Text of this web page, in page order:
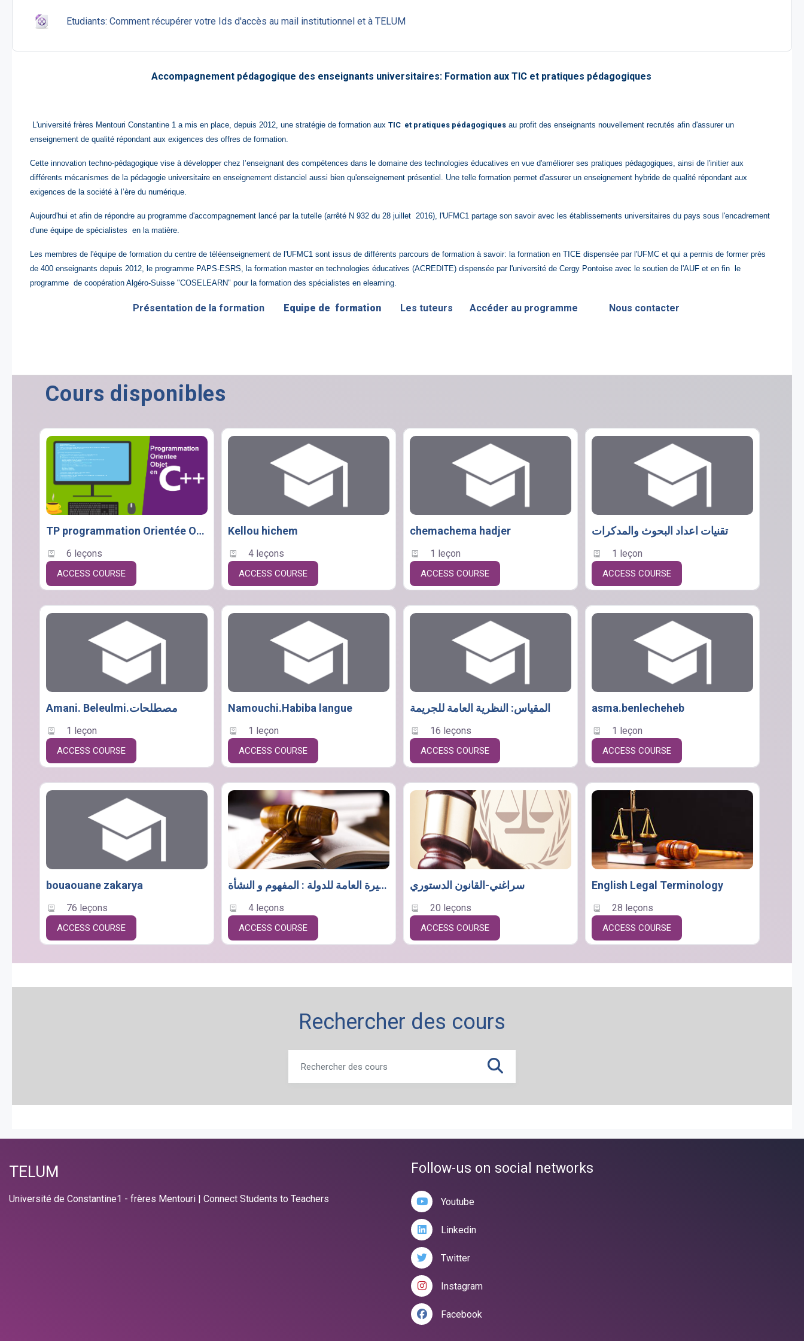
Etudiants: Comment récupérer votre Ids d'accès au mail institutionnel et à TELUMFichier
Accompagnement pédagogique des enseignants universitaires: Formation aux TIC et pratiques pédagogiques
L'université frères Mentouri Constantine 1 a mis en place, depuis 2012, une stratégie de formation aux TIC et pratiques pédagogiques au profit des enseignants nouvellement recrutés afin d'assurer un
enseignement de qualité répondant aux exigences des offres de formation.
Cette innovation techno-pédagogique vise à développer chez l’enseignant des compétences dans le domaine des technologies éducatives en vue d'améliorer ses pratiques pédagogiques, ainsi de l'initier aux
différents mécanismes de la pédagogie universitaire en enseignement distanciel aussi bien qu'enseignement présentiel. Une telle formation permet d'assurer un enseignement hybride de qualité répondant aux
exigences de la société à l’ère du numérique.
Aujourd'hui et afin de répondre au programme d'accompagnement lancé par la tutelle (arrêté N 932 du 28 juillet 2016), l'UFMC1 partage son savoir avec les établissements universitaires du pays sous l'encadrement
d'une équipe de spécialistes en la matière.
Les membres de l'équipe de formation du centre de téléenseignement de l'UFMC1 sont issus de différents parcours de formation à savoir: la formation en TICE dispensée par l'UFMC et qui a permis de former près
de 400 enseignants depuis 2012, le programme PAPS-ESRS, la formation master en technologies éducatives (ACREDITE) dispensée par l'université de Cergy Pontoise avec le soutien de l'AUF et en fin le
programme de coopération Algéro-Suisse "COSELEARN" pour la formation des spécialistes en elearning.
Présentation de la formation Equipe de formation Les tuteurs Accéder au programme Nous contacter
Cours disponibles
TP programmation Orientée Objets en C++
6 leçons
ACCESS COURSE
Kellou hichem
4 leçons
ACCESS COURSE
chemachema hadjer
1 leçon
ACCESS COURSE
تقنيات اعداد البحوث والمدكرات
1 leçon
ACCESS COURSE
Amani. Beleulmi.مصطلحات
1 leçon
ACCESS COURSE
Namouchi.Habiba langue
1 leçon
ACCESS COURSE
المقياس: النظرية العامة للجريمة
16 leçons
ACCESS COURSE
asma.benlecheheb
1 leçon
ACCESS COURSE
bouaouane zakarya
76 leçons
ACCESS COURSE
محاضرات في النظيرة العامة للدولة : المفهوم و النشأة
4 leçons
ACCESS COURSE
سراغني-القانون الدستوري
20 leçons
ACCESS COURSE
English Legal Terminology
28 leçons
ACCESS COURSE
Rechercher des cours
RECHERCHER DES COURS
TELUM
Université de Constantine1 - frères Mentouri | Connect Students to Teachers
Follow-us on social networks
Youtube
Linkedin
Twitter
Instagram
Facebook